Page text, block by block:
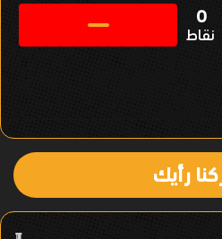
0
نقاط
رأيك